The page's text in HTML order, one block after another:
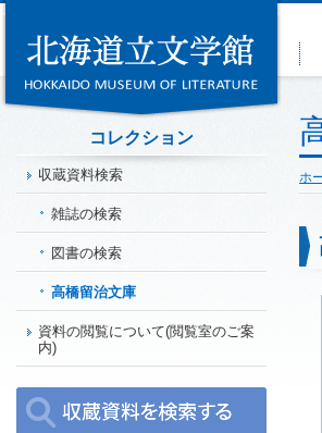
ホ
コレクション
収蔵資料検索
雑誌の検索
図書の検索
高橋留治文庫
資料の閲覧について(閲覧室のご案
内)